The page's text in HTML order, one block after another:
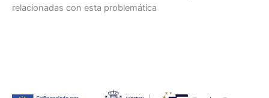
relacionadas con esta problemática